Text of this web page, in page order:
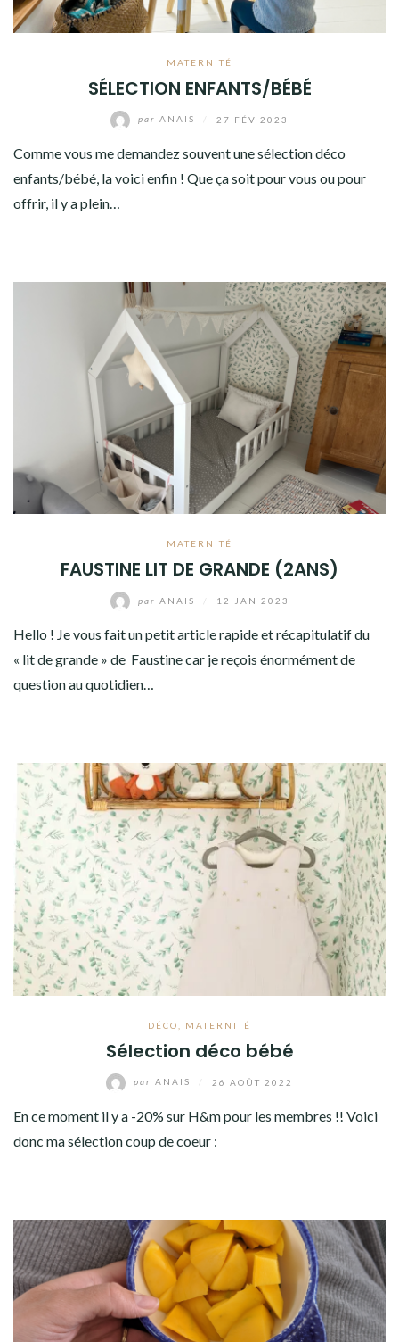
MATERNITÉ
SÉLECTION ENFANTS/BÉBÉ
par ANAIS 27 FÉV 2023
Comme vous me demandez souvent une sélection déco
enfants/bébé, la voici enfin ! Que ça soit pour vous ou pour
offrir, il y a plein…
MATERNITÉ
FAUSTINE LIT DE GRANDE (2ANS)
par ANAIS 12 JAN 2023
Hello ! Je vous fait un petit article rapide et récapitulatif du
« lit de grande » de Faustine car je reçois énormément de
question au quotidien…
DÉCO MATERNITÉ
Sélection déco bébé
par ANAIS 26 AOÛT 2022
En ce moment il y a -20% sur H&m pour les membres !! Voici
donc ma sélection coup de coeur :